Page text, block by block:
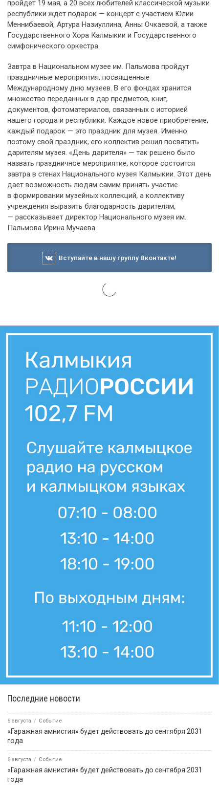
пройдет 19 мая, а 20 всех любителей классической музыки
республики ждет подарок — концерт с участием Юлии
Меннибаевой, Артура Назиуллина, Анны Очкаевой, а также
Государственного Хора Калмыкии и Государственного
симфонического оркестра.
Завтра в Национальном музее им. Пальмова пройдут
праздничные мероприятия, посвященные
Международному дню музеев. В его фондах хранится
множество переданных в дар предметов, книг,
документов, фотоматериалов, связанных с историей
нашего города и республики. Каждое новое приобретение,
каждый подарок — это праздник для музея. Именно
поэтому свой праздник, его коллектив решил посвятить
дарителям музея. «День дарителя» — так решено было
назвать праздничное мероприятие, которое состоится
завтра в стенах Национального музея Калмыкии. Этот день
дает возможность людям самим принять участие
в формировании музейных коллекций, а коллективу
учреждения выразить благодарность дарителям,
— рассказывает директор Национального музея им.
Пальмова Ирина Мучаева.
Вступайте в нашу группу Вконтакте!
Последние новости
6 августа Событие
«Гаражная амнистия» будет действовать до сентября 2031
года
6 августа Событие
«Гаражная амнистия» будет действовать до сентября 2031
года